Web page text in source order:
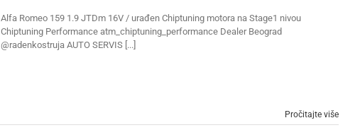
Alfa Romeo 159 1.9 JTDm 16V / urađen Chiptuning motora na Stage1 nivou
Chiptuning Performance atm_chiptuning_performance Dealer Beograd
@radenkostruja AUTO SERVIS [...]
Pročitajte više